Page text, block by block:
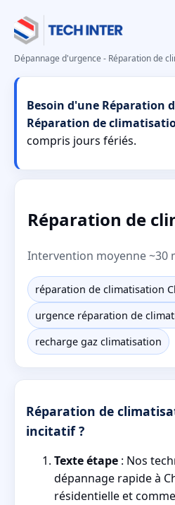
Dépannage d'urgence - Réparation de
Besoin d'une Réparation
Réparation de
compris jours fériés.
Réparation de
Intervention moyenne ~30
réparation de climatisation
urgence réparation de
recharge gaz climatisation
Réparation de
incitatif ?
Texte étape : Nos
dépannage rapide à
résidentielle et